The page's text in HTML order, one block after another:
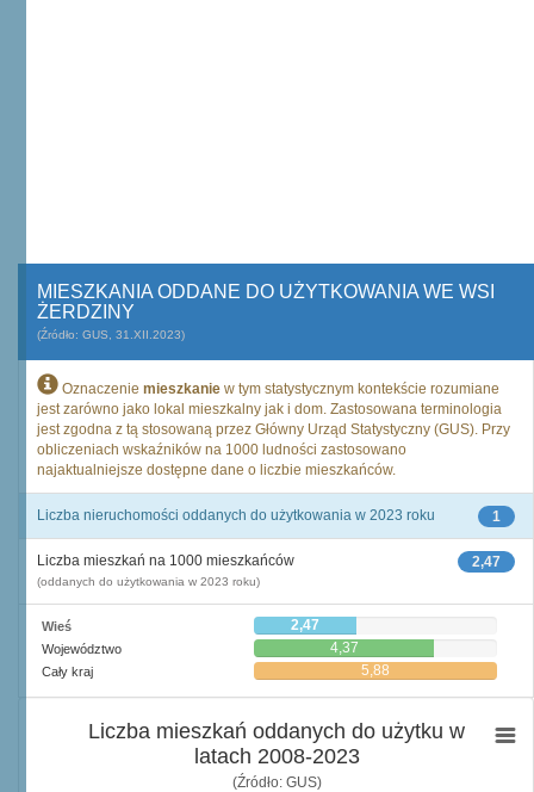
MIESZKANIA ODDANE DO UŻYTKOWANIA WE WSI
ŻERDZINY
(Źródło: GUS, 31.XII.2023)
Oznaczenie mieszkanie w tym statystycznym kontekście rozumiane
jest zarówno jako lokal mieszkalny jak i dom. Zastosowana terminologia
jest zgodna z tą stosowaną przez Główny Urząd Statystyczny (GUS). Przy
obliczeniach wskaźników na 1000 ludności zastosowano
najaktualniejsze dostępne dane o liczbie mieszkańców.
1
Liczba nieruchomości oddanych do użytkowania w 2023 roku
2,47
Liczba mieszkań na 1000 mieszkańców
(oddanych do użytkowania w 2023 roku)
Wieś 2,47
Województwo 4,37
Cały kraj 5,88
Liczba mieszkań oddanych do użytku w
latach 2008-2023
(Źródło: GUS)